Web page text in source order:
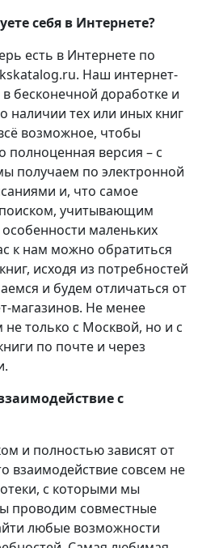
себя в Интернете?
есть в Интернете по
Наш интернет-
бесконечной доработке и
наличии тех или иных книг
возможное, чтобы
полноценная версия – с
получаем по электронной
и, что самое
учитывающим
маленьких
к нам можно обратиться
исходя из потребностей
и будем отличаться от
магазинов. Не менее
только с Москвой, но и с
по почте и через
с
и полностью зависят от
взаимодействие совсем не
с которыми мы
проводим совместные
любые возможности